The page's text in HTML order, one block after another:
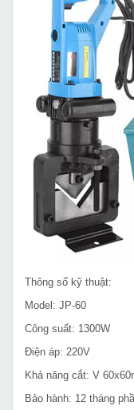
Thông số kỹ thuật:
Model: JP-60
Công suất: 1300W
Điện áp: 220V
Khả năng cắt: V
Bảo hành: 12 tháng